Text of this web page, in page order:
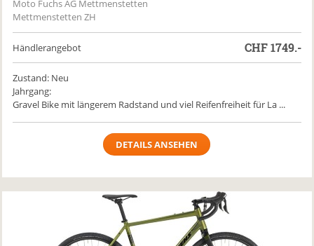
Moto Fuchs AG Mettmenstetten
Mettmenstetten ZH
Händlerangebot CHF1749.-
Zustand: Neu
Jahrgang:
Gravel Bike mit längerem Radstand und viel Reifenfreiheit für La ...
DETAILS ANSEHEN